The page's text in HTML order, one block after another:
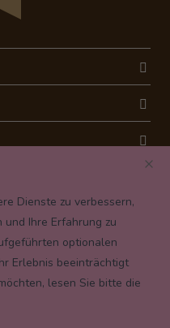
Dienste zu verbessern,
Ihre Erfahrung zu
optionalen
Erlebnis beeinträchtigt
lesen Sie bitte die